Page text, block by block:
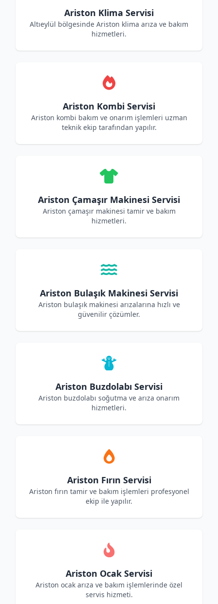
Ariston Klima Servisi
Altıeylül bölgesinde Ariston klima arıza ve bakım
hizmetleri.
Ariston Kombi Servisi
Ariston kombi bakım ve onarım işlemleri uzman
teknik ekip tarafından yapılır.
Ariston Çamaşır Makinesi Servisi
Ariston çamaşır makinesi tamir ve bakım
hizmetleri.
Ariston Bulaşık Makinesi Servisi
Ariston bulaşık makinesi arızalarına hızlı ve
güvenilir çözümler.
Ariston Buzdolabı Servisi
Ariston buzdolabı soğutma ve arıza onarım
hizmetleri.
Ariston Fırın Servisi
Ariston fırın tamir ve bakım işlemleri profesyonel
ekip ile yapılır.
Ariston Ocak Servisi
Ariston ocak arıza ve bakım işlemlerinde özel
servis hizmeti.